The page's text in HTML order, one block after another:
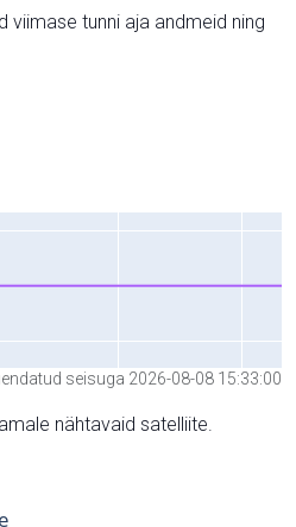
viimase tunni aja andmeid ning
seisuga 2026-08-08 15:33:00
nähtavaid satelliite.